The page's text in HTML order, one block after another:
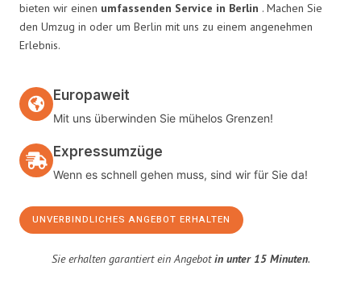
bieten wir einen umfassenden Service in Berlin . Machen Sie
den Umzug in oder um Berlin mit uns zu einem angenehmen
Erlebnis.
Europaweit
Mit uns überwinden Sie mühelos Grenzen!
Expressumzüge
Wenn es schnell gehen muss, sind wir für Sie da!
UNVERBINDLICHES ANGEBOT ERHALTEN
Sie erhalten garantiert ein Angebotin unter 15 Minuten.